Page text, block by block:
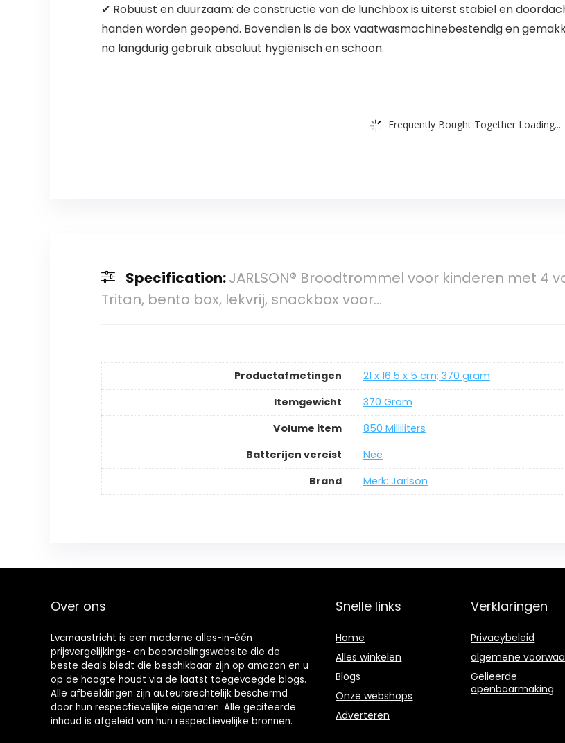
✔ Robuust en duurzaam: de constructie van de lunchbox is uiterst stabiel en
handen worden geopend. Bovendien is de box vaatwasmachinebestendig en
na langdurig gebruik absoluut hygiënisch en schoon.
Frequently Bought Together Loading...
Specification:JARLSON® Broodtrommel voor kinderen met 4
Tritan, bento box, lekvrij, snackbox voor…
Productafmetingen
‎21 x 16.5 x 5 cm; 370 gram
Itemgewicht
‎370 Gram
Volume item
‎850 Milliliters
Batterijen vereist
‎Nee
Brand
Merk: Jarlson
Over ons
Lvcmaastricht is een moderne alles-in-één
prijsvergelijkings- en beoordelingswebsite die de
beste deals biedt die beschikbaar zijn op amazon en u
op de hoogte houdt via de laatst toegevoegde blogs.
Alle afbeeldingen zijn auteursrechtelijk beschermd
door hun respectievelijke eigenaren. Alle geciteerde
inhoud is afgeleid van hun respectievelijke bronnen.
Snelle links
Home
Alles winkelen
Blogs
Onze webshops
Adverteren
Verklaringen
Privacybeleid
algemene
Gelieerde
openbaarmaking